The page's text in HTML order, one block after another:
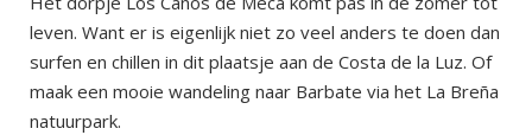
leven. Want er is eigenlijk niet zo veel anders te doen dan
surfen en chillen in dit plaatsje aan de Costa de la Luz. Of
maak een mooie wandeling naar Barbate via het La Breña
natuurpark.